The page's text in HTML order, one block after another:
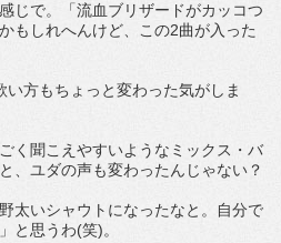
じで。「流血ブリザードがカッコつ
もしれへんけど、この2曲が入った
方もちょっと変わった気がしま
く聞こえやすいようなミックス・バ
、ユダの声も変わったんじゃない？
太いシャウトになったなと。自分で
と思うわ(笑)。